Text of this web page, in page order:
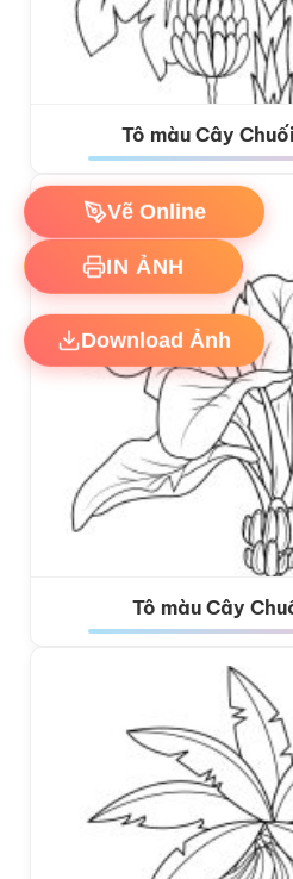
Tô màu Cây
Tô màu Cây
Vẽ Online
IN ẢNH
Download Ảnh